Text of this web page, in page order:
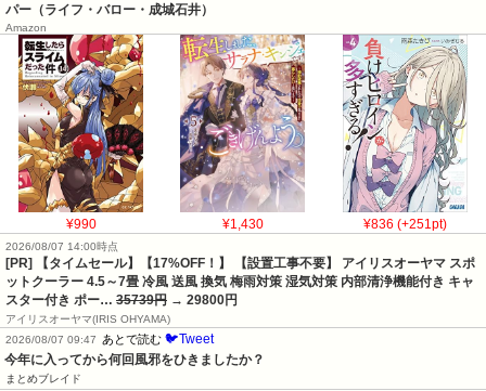
パー（ライフ・バロー・成城石井）
Amazon
¥990 ¥1,430 ¥836 (+251pt)
2026/08/07 14:00時点
[PR] 【タイムセール】【17%OFF！】 【設置工事不要】 アイリスオーヤマ スポ
ットクーラー 4.5～7畳 冷風 送風 換気 梅雨対策 湿気対策 内部清浄機能付き キャ
スター付き ポー… 35739円 → 29800円
アイリスオーヤマ(IRIS OHYAMA)
2026/08/07 09:47
あとで読む 🐦Tweet
今年に入ってから何回風邪をひきましたか？
まとめブレイド